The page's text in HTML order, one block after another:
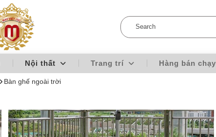
Nội thất Trang trí Hàng bán chạy
Bàn ghế ngoài trời